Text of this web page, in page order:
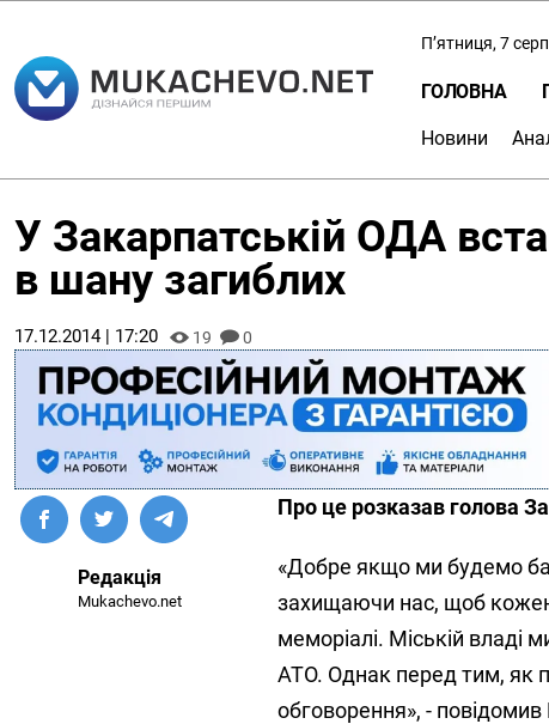
П’ятниця, 7
ГОЛОВНА
Новини
У Закарпатській ОДА
в шану загиблих
17.12.2014 | 17:20 19 0
Редакція
Mukachevo.net
Про це розказав голова
«Добре якщо ми будемо
захищаючи нас, щоб
меморіалі. Міській владі
АТО. Однак перед тим, як
обговорення», -